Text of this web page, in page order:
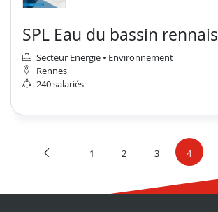
SPL Eau du bassin rennais
Secteur Energie • Environnement
Rennes
240 salariés
1 2 3 4